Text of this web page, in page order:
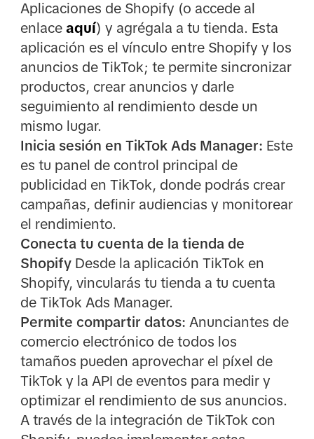
Aplicaciones de Shopify (o accede al
enlace aquí) y agrégala a tu tienda. Esta
aplicación es el vínculo entre Shopify y los
anuncios de TikTok; te permite sincronizar
productos, crear anuncios y darle
seguimiento al rendimiento desde un
mismo lugar.
Inicia sesión en TikTok Ads Manager: Este
es tu panel de control principal de
publicidad en TikTok, donde podrás crear
campañas, definir audiencias y monitorear
el rendimiento.
Conecta tu cuenta de la tienda de
ShopifyDesde la aplicación TikTok en
Shopify, vincularás tu tienda a tu cuenta
de TikTok Ads Manager.
Permite compartir datos: Anunciantes de
comercio electrónico de todos los
tamaños pueden aprovechar el píxel de
TikTok y la API de eventos para medir y
optimizar el rendimiento de sus anuncios.
A través de la integración de TikTok con